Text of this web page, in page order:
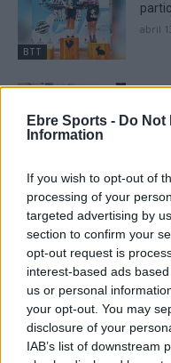
Ebre Sports - Do Not
Information
If you wish to opt-out of
processing of your
targeted advertising by
section to confirm your
opt-out request is
interest-based ads
us or personal
your opt-out. You may
disclosure of your
IAB’s list of downstream
BTT
abril
La
abril
DEIXA UNA RESPOSTA